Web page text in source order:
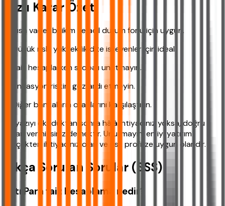
Hızlı Karar Özeti
✔ Kısa vadeli birikim ve acil durum fonu için uygun.
✔ Düşük risk, yüksek likidite isteyenler için ideal.
✔ Faiz hesaplarken stopajı unutmayın.
✔ Enflasyon riskini göz ardı etmeyin.
✔ Diğer bankaların oranlarını karşılaştırın.
Bu yazıyı okuduktan sonra hâlâ ihtiyacınız yoksa, doğru
kararı vermişsiniz demektir. Unutmayın, en iyi yatırım
gerçekten ihtiyacınız olan ve risk profilize uygun olandır.
Sıkça Sorulan Sorular (SSS)
Artı Para faiz hesaplama nedir?